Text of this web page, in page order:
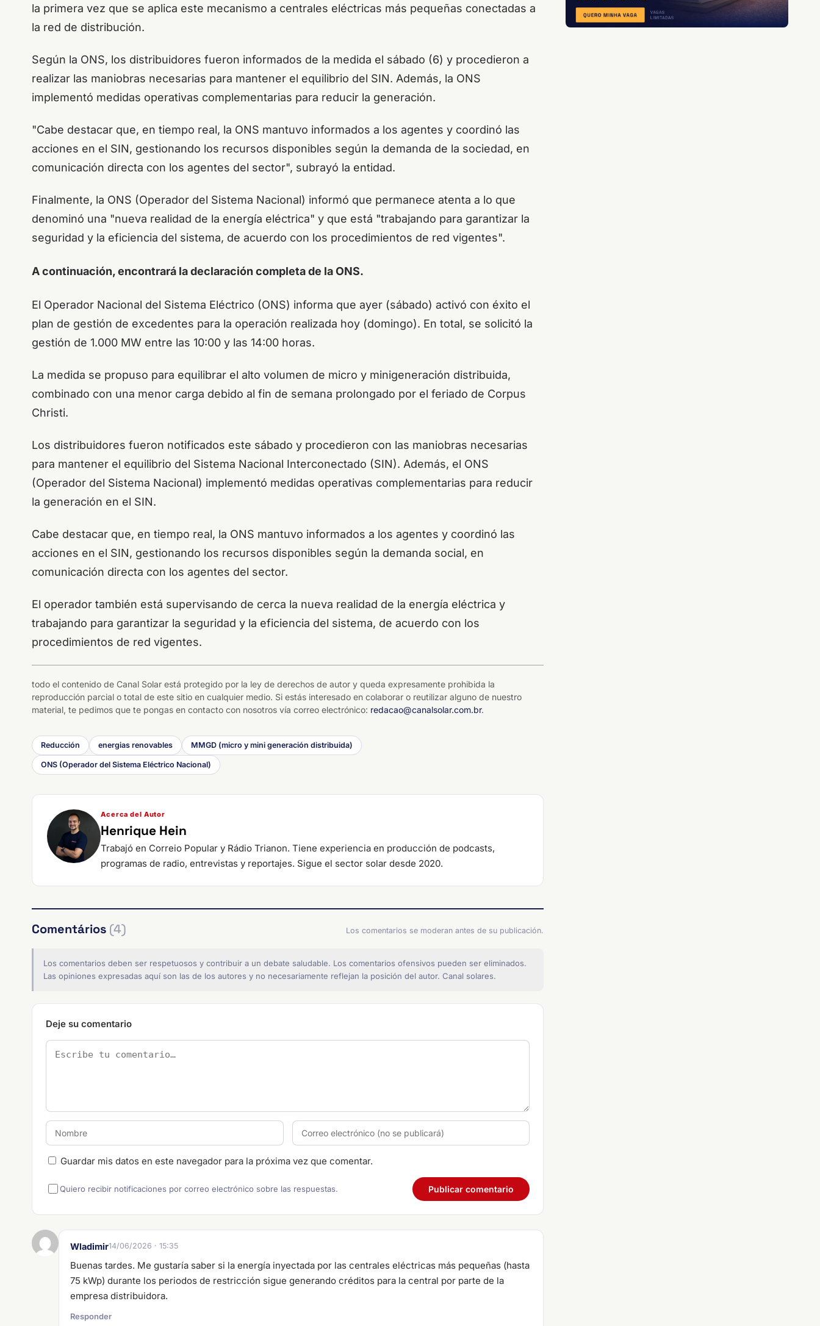
la primera vez que se aplica este mecanismo a centrales eléctricas más pequeñas conectadas a
la red de distribución.
Según la ONS, los distribuidores fueron informados de la medida el sábado (6) y procedieron a
realizar las maniobras necesarias para mantener el equilibrio del SIN. Además, la ONS
implementó medidas operativas complementarias para reducir la generación.
"Cabe destacar que, en tiempo real, la ONS mantuvo informados a los agentes y coordinó las
acciones en el SIN, gestionando los recursos disponibles según la demanda de la sociedad, en
comunicación directa con los agentes del sector", subrayó la entidad.
Finalmente, la ONS (Operador del Sistema Nacional) informó que permanece atenta a lo que
denominó una "nueva realidad de la energía eléctrica" ​​y que está "trabajando para garantizar la
seguridad y la eficiencia del sistema, de acuerdo con los procedimientos de red vigentes".
A continuación, encontrará la declaración completa de la ONS.
El Operador Nacional del Sistema Eléctrico (ONS) informa que ayer (sábado) activó con éxito el
plan de gestión de excedentes para la operación realizada hoy (domingo). En total, se solicitó la
gestión de 1.000 MW entre las 10:00 y las 14:00 horas.
La medida se propuso para equilibrar el alto volumen de micro y minigeneración distribuida,
combinado con una menor carga debido al fin de semana prolongado por el feriado de Corpus
Christi.
Los distribuidores fueron notificados este sábado y procedieron con las maniobras necesarias
para mantener el equilibrio del Sistema Nacional Interconectado (SIN). Además, el ONS
(Operador del Sistema Nacional) implementó medidas operativas complementarias para reducir
la generación en el SIN.
Cabe destacar que, en tiempo real, la ONS mantuvo informados a los agentes y coordinó las
acciones en el SIN, gestionando los recursos disponibles según la demanda social, en
comunicación directa con los agentes del sector.
El operador también está supervisando de cerca la nueva realidad de la energía eléctrica y
trabajando para garantizar la seguridad y la eficiencia del sistema, de acuerdo con los
procedimientos de red vigentes.
todo el contenido de Canal Solar está protegido por la ley de derechos de autor y queda expresamente prohibida la
reproducción parcial o total de este sitio en cualquier medio. Si estás interesado en colaborar o reutilizar alguno de nuestro
material, te pedimos que te pongas en contacto con nosotros vía correo electrónico: redacao@canalsolar.com.br.
Reducción energias renovables MMGD (micro y mini generación distribuida)
ONS (Operador del Sistema Eléctrico Nacional)
Acerca del Autor
Henrique Hein
Trabajó en Correio Popular y Rádio Trianon. Tiene experiencia en producción de podcasts,
programas de radio, entrevistas y reportajes. Sigue el sector solar desde 2020.
Comentários (4) Los comentarios se moderan antes de su publicación.
Los comentarios deben ser respetuosos y contribuir a un debate saludable. Los comentarios ofensivos pueden ser eliminados.
Las opiniones expresadas aquí son las de los autores y no necesariamente reflejan la posición del autor. Canal solares.
Deje su comentario
Guardar mis datos en este navegador para la próxima vez que comentar.
Quiero recibir notificaciones por correo electrónico sobre las respuestas.
Wladimir14/06/2026 · 15:35
Buenas tardes. Me gustaría saber si la energía inyectada por las centrales eléctricas más pequeñas (hasta
75 kWp) durante los periodos de restricción sigue generando créditos para la central por parte de la
empresa distribuidora.
Responder